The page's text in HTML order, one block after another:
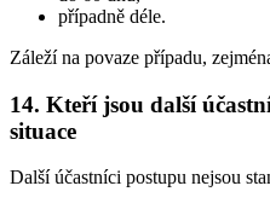
případně déle.
Záleží na povaze případu,
14. Kteří jsou další
situace
Další účastníci postupu nejsou